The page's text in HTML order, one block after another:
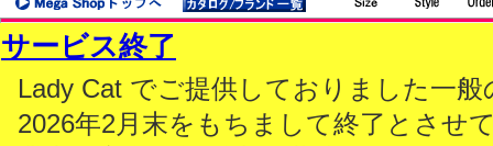
サービス終了
Lady Cat でご提供しておりました一
2026年2月末をもちまして終了とさせ